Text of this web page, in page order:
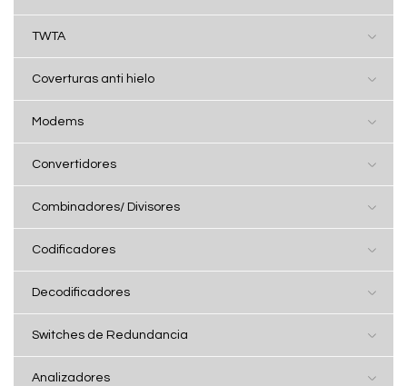
TWTA
Coverturas anti hielo
Modems
Convertidores
Combinadores/ Divisores
Codificadores
Decodificadores
Switches de Redundancia
Analizadores